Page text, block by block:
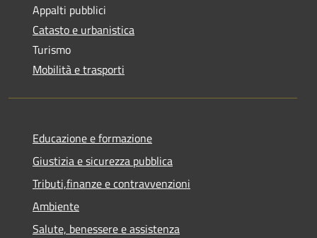
Appalti pubblici
Catasto e urbanistica
Turismo
Mobilità e trasporti
Educazione e formazione
Giustizia e sicurezza pubblica
Tributi,finanze e contravvenzioni
Ambiente
Salute, benessere e assistenza